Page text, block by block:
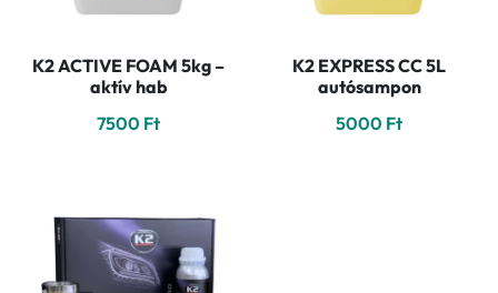
K2 ACTIVE FOAM 5kg –
aktív hab
7500 Ft
K2 EXPRESS CC 5L
autósampon
5000 Ft